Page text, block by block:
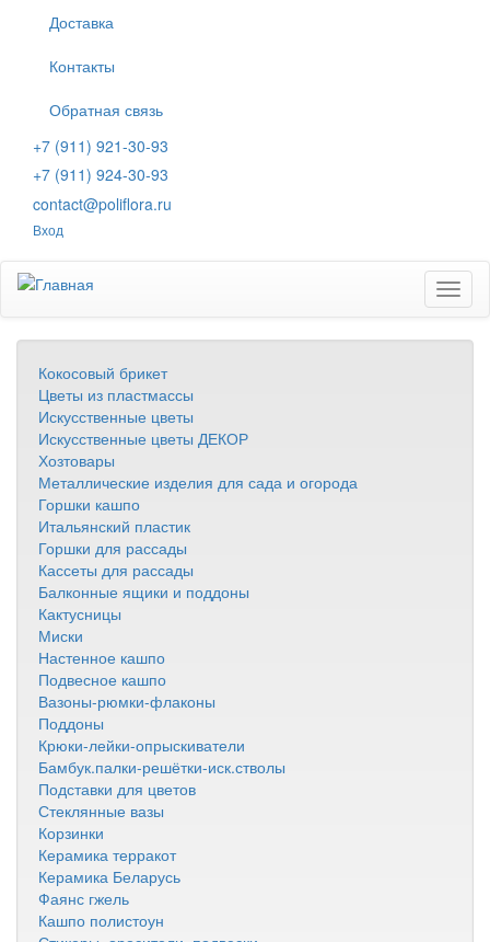
содержанию
Доставка
Контакты
Обратная связь
+7 (911) 921-30-93
+7 (911) 924-30-93
contact@poliflora.ru
Вход
Кокосовый брикет
Цветы из пластмассы
Искусственные цветы
Искусственные цветы ДЕКОР
Хозтовары
Металлические изделия для сада и огорода
Горшки кашпо
Итальянский пластик
Горшки для рассады
Кассеты для рассады
Балконные ящики и поддоны
Кактусницы
Миски
Настенное кашпо
Подвесное кашпо
Вазоны-рюмки-флаконы
Поддоны
Крюки-лейки-опрыскиватели
Бамбук.палки-решётки-иск.стволы
Подставки для цветов
Стеклянные вазы
Корзинки
Керамика терракот
Керамика Беларусь
Фаянс гжель
Кашпо полистоун